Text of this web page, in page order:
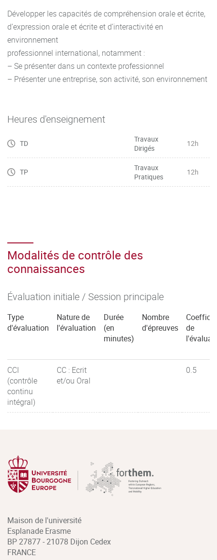
– Justification des choix, argumentation
Outils linguistiques :
– Travailler entre autres les éléments suivants :
conjugaison et emploi des temps adaptés à la situation,
alphabet, vocabulaire
adapté en contexte, forme interrogative, formules de
– Veiller à la qualité phonétique et idiomatique de
l’expression
– Manier toutes sortes de chiffres (dates, horaires, prix,
etc.), lire des graphiques et décrire des tendances
– Maîtriser le vocabulaire basique général de l’entreprise,
de la communication commerciale, et du marketing et le
Développer les capacités de compréhension orale et écrite,
d’expression orale et écrite et d’interactivité en
environnement
professionnel international, notamment :
– Se présenter dans un contexte professionnel
– Présenter une entreprise, son activité, son environnement
Heures d'enseignement
TD
Travaux
Dirigés
12h
TP
Travaux
Pratiques
12h
Modalités de contrôle des
connaissances
Évaluation initiale / Session principale
Type
d'évaluation
Nature de
l'évaluation
Durée
(en
minutes)
Nombre
d'épreuves
de
CCI
(contrôle
continu
intégral)
CC : Ecrit
et/ou Oral
0.5
Maison de l'université
Esplanade Erasme
BP 27877 - 21078 Dijon Cedex
FRANCE